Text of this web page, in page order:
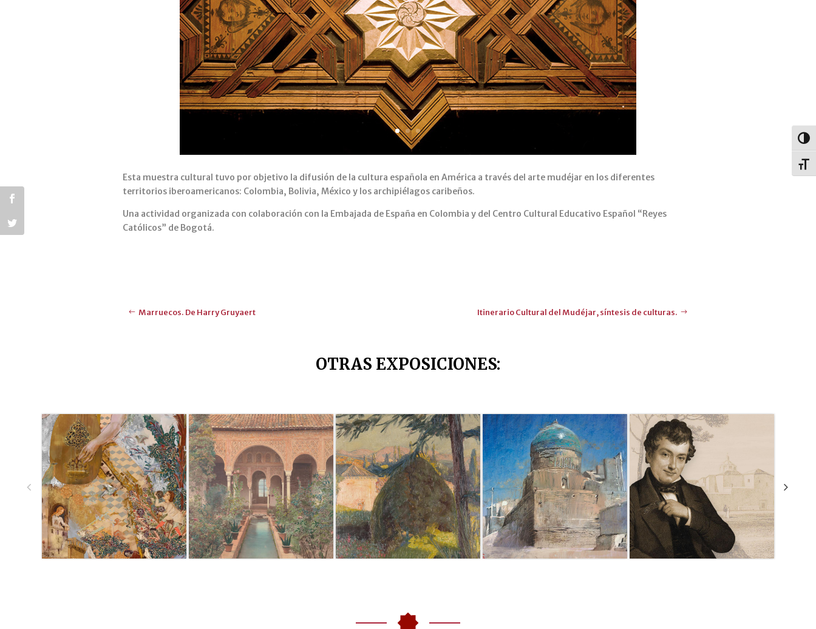
Esta muestra cultural tuvo por objetivo la difusión de la cultura española en América a través del arte mudéjar en los diferentes
territorios iberoamericanos: Colombia, Bolivia, México y los archipiélagos caribeños.
Una actividad organizada con colaboración con la Embajada de España en Colombia y del Centro Cultural Educativo Español “Reyes
Católicos” de Bogotá.
Marruecos. De Harry Gruyaert Itinerario Cultural del Mudéjar, síntesis de culturas.
OTRAS EXPOSICIONES: